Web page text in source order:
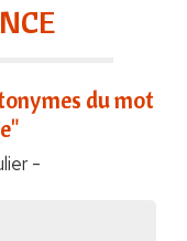
du mot
-